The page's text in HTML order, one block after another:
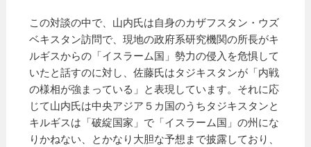
この対談の中で、山内氏は自身のカザフスタン・ウズ
ベキスタン訪問で、現地の政府系研究機関の所長がキ
ルギスからの「イスラーム国」勢力の侵入を危惧して
いたと話すのに対し、佐藤氏はタジキスタンが「内戦
の様相が強まっている」と表現しています。それに応
じて山内氏は中央アジア５カ国のうちタジキスタンと
キルギスは「破綻国家」で「イスラーム国」の州にな
りかねない、とかなり大胆な予想まで披露しており、